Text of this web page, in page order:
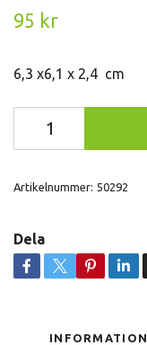
95 kr
6,3 x6,1 x 2,4 cm
Artikelnummer: 50292
Dela
INFORMATION